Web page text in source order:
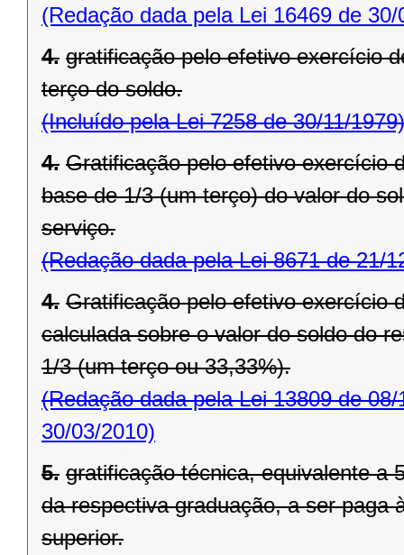
(Redação dada pela Lei 16469 de 30/
4. gratificação pelo efetivo exercício
terço do soldo.
(Incluído pela Lei 7258 de 30/11/1979)
4. Gratificação pelo efetivo exercício
base de 1/3 (um terço) do valor do
serviço.
(Redação dada pela Lei 8671 de 21/
4. Gratificação pelo efetivo exercício
calculada sobre o valor do soldo do
1/3 (um terço ou 33,33%).
(Redação dada pela Lei 13809 de 08/
30/03/2010)
5. gratificação técnica, equivalente a
da respectiva graduação, a ser paga
superior.